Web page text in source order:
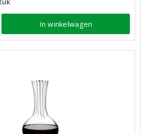
In winkelwagen